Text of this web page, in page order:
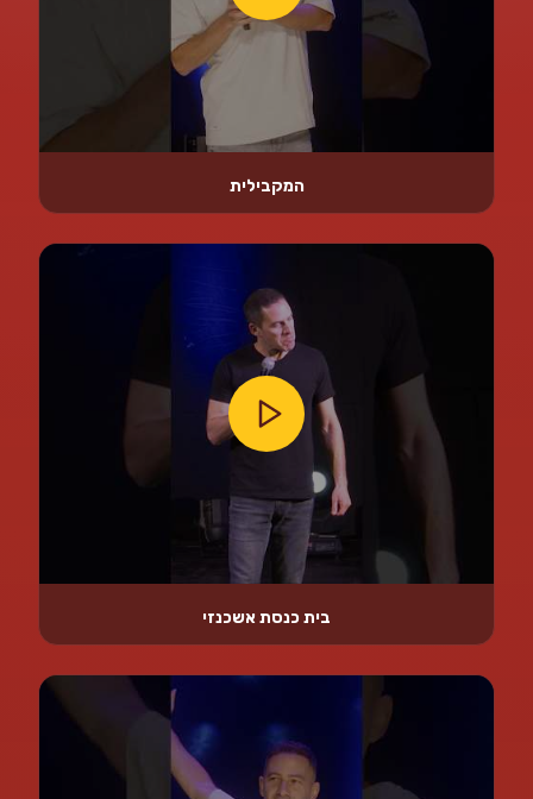
המקבילית
בית כנסת אשכנזי